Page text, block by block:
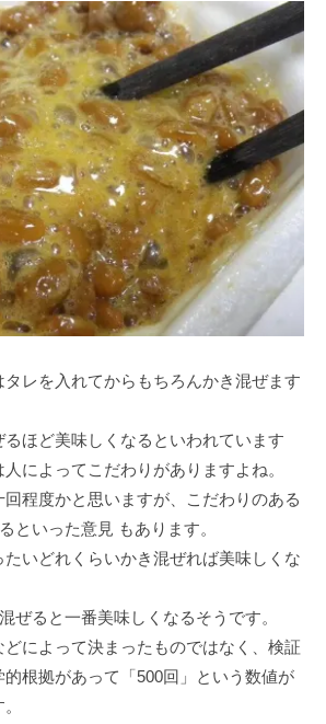
レを入れてからもちろんかき混ぜます
ほど美味しくなるといわれています
によってこだわりがありますよね。
程度かと思いますが、こだわりのある
といった意見 もあります。
たいどれくらいかき混ぜれば美味しくな
ぜると一番美味しくなるそうです。
どによって決まったものではなく、検証
根拠があって「500回」という数値が